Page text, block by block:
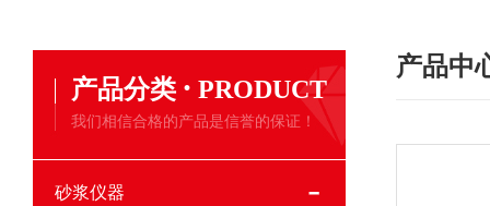
产品分类 · PRODUCT
我们相信合格的产品是信誉的保证！
砂浆仪器
产品中